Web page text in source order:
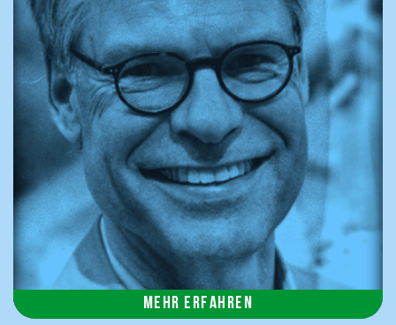
Mehr erfahren